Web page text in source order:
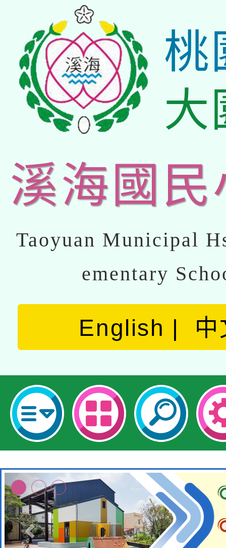
桃
大
溪海國民
Taoyuan Municipal
ementary
English 中